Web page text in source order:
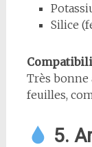
Silice
Très bonne
feuilles,
5.